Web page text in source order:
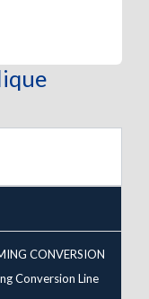
CONVERSION
Conversion Line